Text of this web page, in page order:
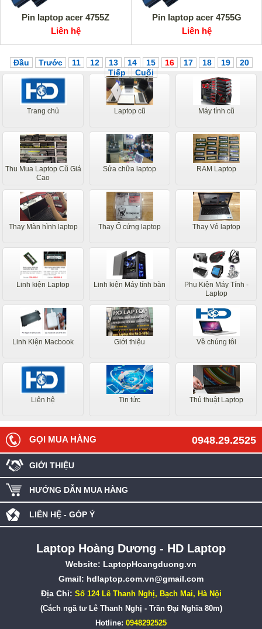
Pin laptop acer 4755Z
Liên hệ
Pin laptop acer 4755G
Liên hệ
Đầu Trước 11 12 13 14 15 16 17 18 19
20
Tiếp
Cuối
Trang chủ Laptop cũ Máy tính cũ
Thu Mua Laptop Cũ Giá
Cao
Sửa chữa laptop RAM Laptop
Thay Màn hình laptop Thay Ổ cứng laptop Thay Vỏ laptop
Linh kiện Laptop Linh kiện Máy tính bàn
Phụ Kiện Máy Tính -
Laptop
Linh Kiện Macbook Giới thiệu Về chúng tôi
Liên hệ Tin tức Thủ thuật Laptop
0948.29.2525
GỌI MUA HÀNG
GIỚI THIỆU
HƯỚNG DẪN MUA HÀNG
LIÊN HỆ - GÓP Ý
Laptop Hoàng Dương - HD Laptop
Website: LaptopHoangduong.vn
Gmail: hdlaptop.com.vn@gmail.com
Địa Chỉ: Số 124 Lê Thanh Nghị, Bạch Mai, Hà Nội
(Cách ngã tư Lê Thanh Nghị - Trần Đại Nghĩa 80m)
Hotline: 0948292525